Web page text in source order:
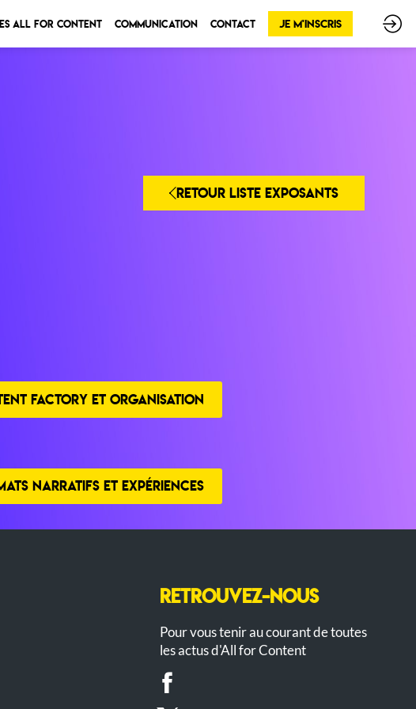
All for Content Communication Contact Je m'inscris
RETOUR LISTE EXPOSANTS
FACTORY ET ORGANISATION
NARRATIFS ET EXPÉRIENCES
RETROUVEZ-NOUS
Pour vous tenir au courant de toutes
les actus d'All for Content